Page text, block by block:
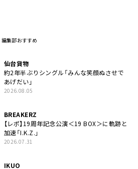
編集部おすすめ
仙台貨物
約2年半ぶりシングル「みんな笑顔ぬさせで
あげだい」
2026.08.05
BREAKERZ
【レポ】19周年記念公演＜19 BOX＞に軌跡と
加速「I.K.Z.」
2026.07.31
IKUO